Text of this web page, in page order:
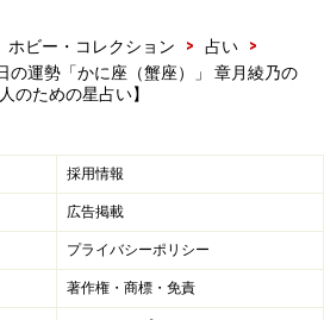
ホビー・コレクション > 占い
>
の運勢「かに座（蟹座）」 章月綾乃の
人のための星占い】
採用情報
広告掲載
プライバシーポリシー
著作権・商標・免責